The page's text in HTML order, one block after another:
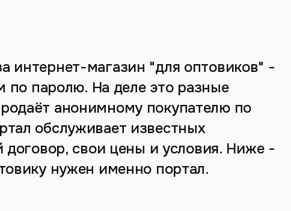
интернет-магазин "для оптовиков" -
по паролю. На деле это разные
анонимному покупателю по
обслуживает известных
договор, свои цены и условия. Ниже -
нужен именно портал.